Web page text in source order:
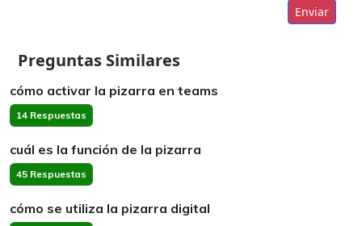
Enviar
Preguntas Similares
cómo activar la pizarra en teams
14 Respuestas
cuál es la función de la pizarra
45 Respuestas
cómo se utiliza la pizarra digital